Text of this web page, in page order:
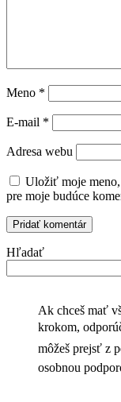
Meno *
E-mail *
Adresa webu
Uložiť moje
pre moje budúce
Hľadať
Ak chceš mať
krokom,
môžeš prejsť z
osobnou